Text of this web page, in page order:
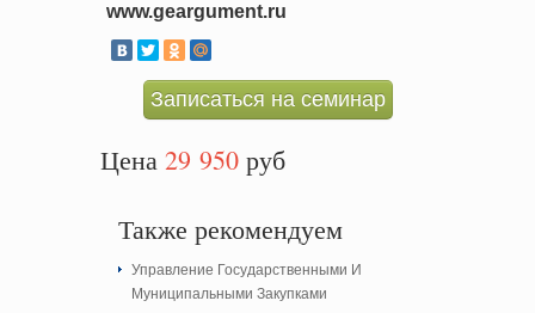
www.geargument.ru
Записаться на семинар
Цена 29 950 руб
Также рекомендуем
Управление Государственными И
Муниципальными Закупками